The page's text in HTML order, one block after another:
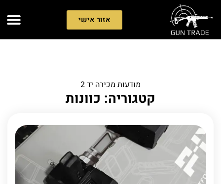
אזור אישי
מודעות מכירה יד 2
קטגוריה: כוונות